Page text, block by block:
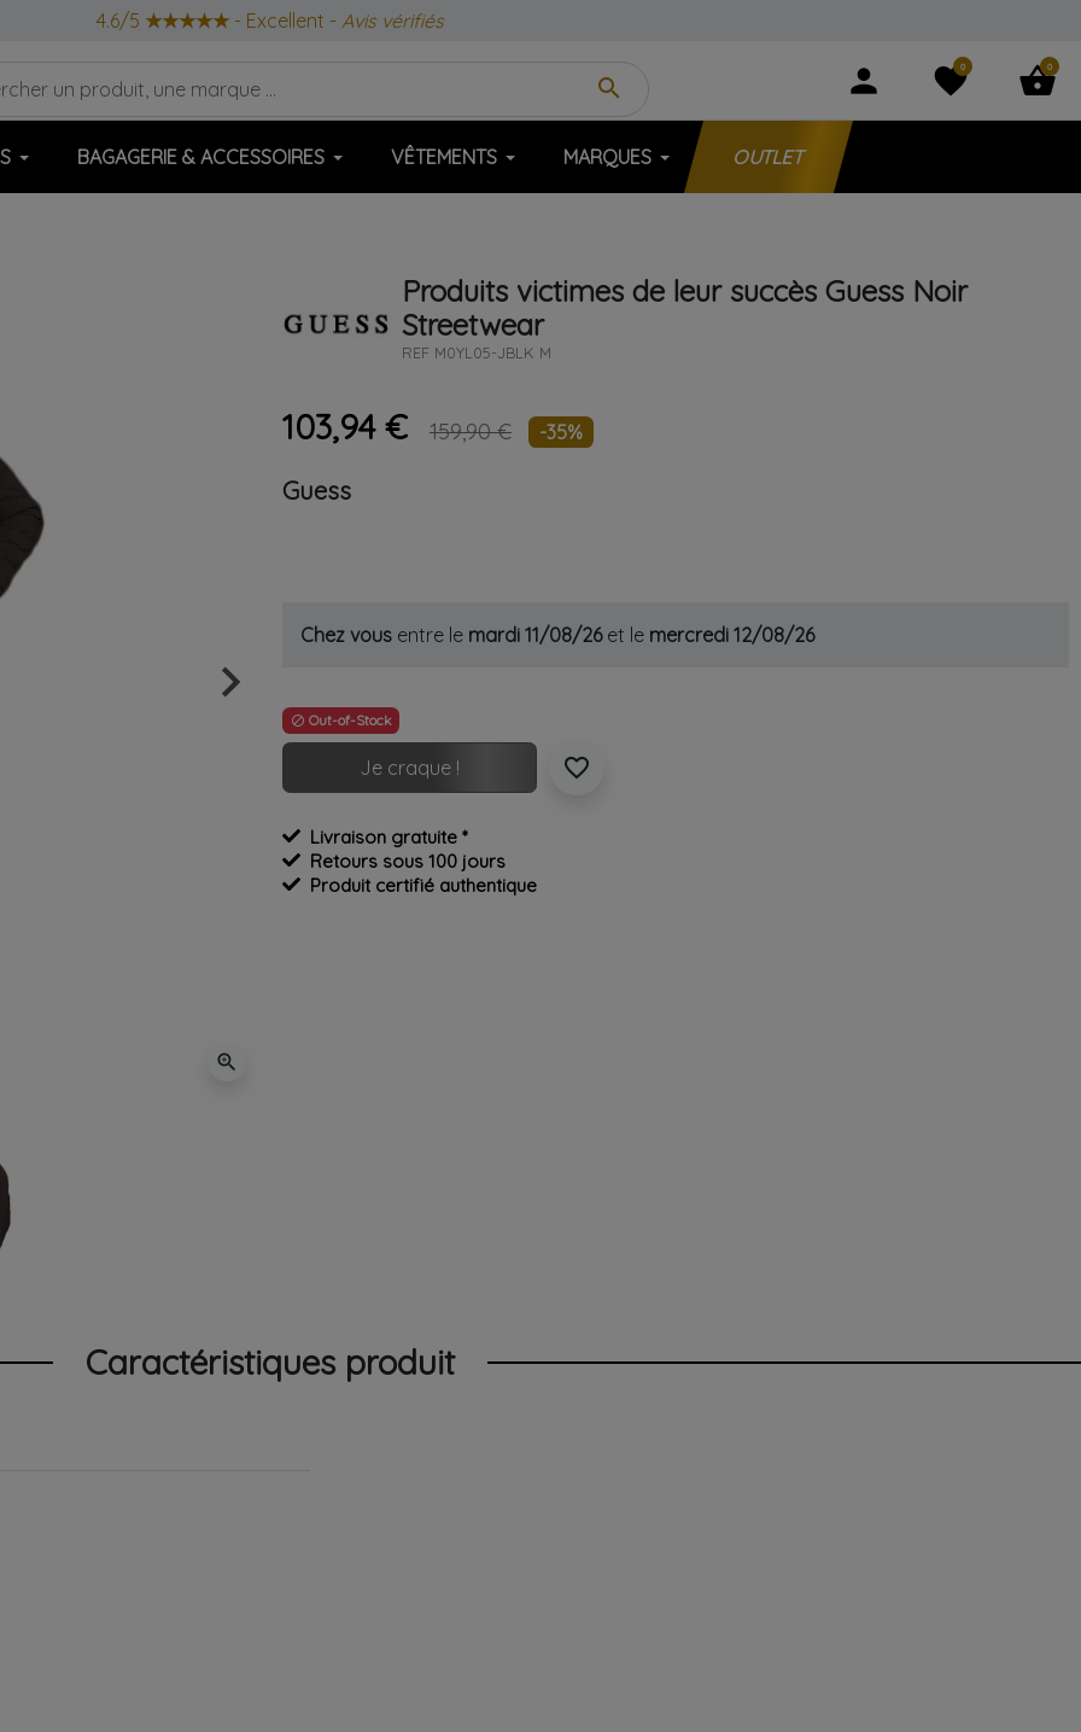
4.6/5 ★★★★★ - Excellent - Avis vérifiés
search person favorite
0 shopping_basket
0
BAGAGERIE & ACCESSOIRES VÊTEMENTS MARQUES OUTLET
Suivant
keyboard_arrow_right
zoom_in
Produits victimes de leur succès Guess Noir
Streetwear
REF M0YL05-JBLK M
103,94 € 159,90 € -35%
Guess
Chez vous entre le mardi 11/08/26et le mercredi 12/08/26
 Out-of-Stock
Je craque ! favorite_border
Livraison gratuite *
Retours sous 100 jours
Produit certifié authentique
Caractéristiques produit